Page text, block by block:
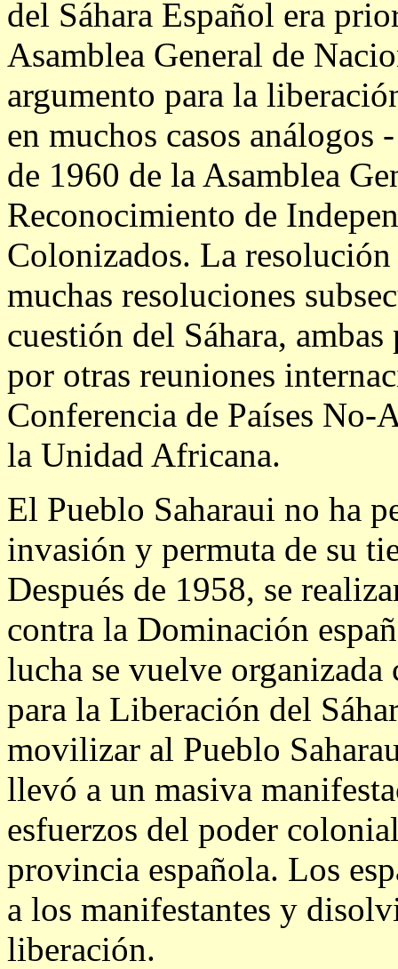
del Sáhara Español era
Asamblea General de
argumento para la
en muchos casos
de 1960 de la Asamblea
Reconocimiento de
Colonizados. La
muchas resoluciones
cuestión del Sáhara,
por otras reuniones
Conferencia de Países
la Unidad Africana.
El Pueblo Saharaui no ha
invasión y permuta de su
Después de 1958, se
contra la Dominación
lucha se vuelve
para la Liberación del
movilizar al Pueblo
llevó a un masiva
esfuerzos del poder
provincia española. Los
a los manifestantes y
liberación.